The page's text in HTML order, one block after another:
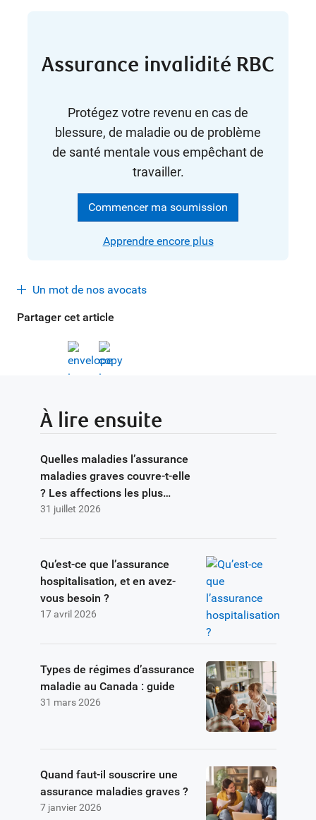
Partager cet article
Assurance invalidité RBC
Protégez votre revenu en cas de
blessure, de maladie ou de problème
de santé mentale vous empêchant de
travailler.
Commencer ma soumission
Apprendre encore plus
Un mot de nos avocats
À lire ensuite
31 juillet 2026
Quelles maladies l’assurance
maladies graves couvre-t-elle
? Les affections les plus
courantes
17 avril 2026
Qu’est-ce que l’assurance
hospitalisation, et en avez-
vous besoin ?
31 mars 2026
Types de régimes d’assurance
maladie au Canada : guide
7 janvier 2026
Quand faut-il souscrire une
assurance maladies graves ?